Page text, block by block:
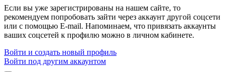
Если вы уже зарегистрированы на нашем сайте, то
рекомендуем попробовать зайти через аккаунт другой соцсети
или с помощью E-mail. Напоминаем, что привязать аккаунты
ваших соцсетей к профилю можно в личном кабинете.
Войти и создать новый профиль
Войти под другим аккаунтом